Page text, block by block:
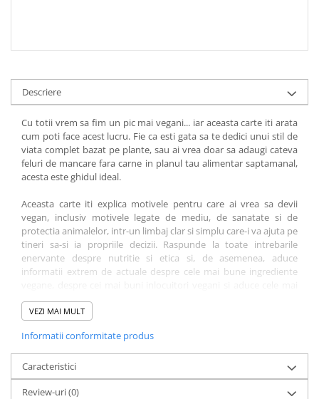
Primele notiuni
COLOREAZA CU PRIETENII
De colorat
Pot desena minunat
Sa coloram cu Nicol
Carti educative
Codul copiilor de succes
Copii 0-7 ani
Clubul Premiantilor
Super pitici 2-5 ani
Culegeri Auxiliare
Dictionare
Enciclopedii
Kids Book Club
Legende istorice
Descriere
Cu totii vrem sa fim un pic mai vegani... iar aceasta carte iti arata
cum poti face acest lucru. Fie ca esti gata sa te dedici unui stil de
viata complet bazat pe plante, sau ai vrea doar sa adaugi cateva
feluri de mancare fara carne in planul tau alimentar saptamanal,
acesta este ghidul ideal.
Aceasta carte iti explica motivele pentru care ai vrea sa devii
vegan, inclusiv motivele legate de mediu, de sanatate si de
protectia animalelor, intr-un limbaj clar si simplu care-i va ajuta pe
tineri sa-si ia propriile decizii. Raspunde la toate intrebarile
enervante despre nutritie si etica si, de asemenea, aduce
informatii extrem de actuale despre cele mai bune ingrediente
orice situatie, de la sugestii de pachet de luat la scoala sau la
serviciu pana la feluri principale, gustari ademenitoare, torturi si
deserturi uimitoare. Stilul de viata vegan este atat de minunat,
asa ca ia-tiCum sa fii (mai) vegansi incepe sa faci o diferenta in cel
mai delicios mod posibil!
VEZI MAI MULT
Informatii conformitate produs
Caracteristici
Review-uri(0)